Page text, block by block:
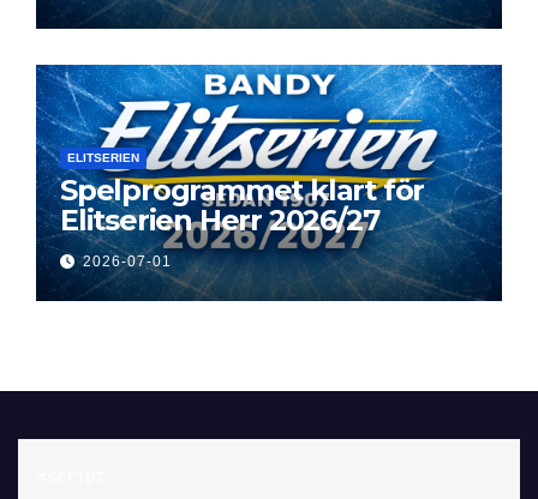
ELITSERIEN
Spelprogrammet klart för
Elitserien Herr 2026/27
2026-07-01